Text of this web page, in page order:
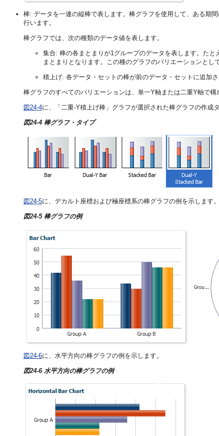
棒: データを一連の縦棒で表します。棒グラフを使用して、ある期
行います。
棒グラフでは、次の種類のデータ値を表します。
集合: 棒の各まとまりが1グループのデータを表します。た
まとまりとなります。この種のグラフのバリエーションと
積上げ: 各データ・セットの棒が前のデータ・セットに追加
棒グラフのすべてのバリエーションは、単一Y軸または二重Y軸で
図24-4に、「二重-Y積上げ棒」グラフが選択された棒グラフの作
図24-4 棒グラフ・タイプ
図24-5に、デカルト座標および極座標系の棒グラフの例を示します
図24-5 棒グラフの例
図24-6に、水平方向の棒グラフの例を示します。
図24-6 水平方向の棒グラフの例